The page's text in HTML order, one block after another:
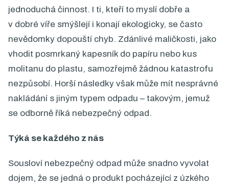
jednoduchá činnost. I ti, kteří to myslí dobře a
v dobré víře smýšlejí i konají ekologicky, se často
nevědomky dopouští chyb. Zdánlivé maličkosti, jako
vhodit posmrkaný kapesník do papíru nebo kus
molitanu do plastu, samozřejmě žádnou katastrofu
nezpůsobí. Horší následky však může mít nesprávné
nakládání s jiným typem odpadu – takovým, jemuž
se odborně říká nebezpečný odpad.
Týká se každého z nás
Sousloví nebezpečný odpad může snadno vyvolat
dojem, že se jedná o produkt pocházející z úzkého